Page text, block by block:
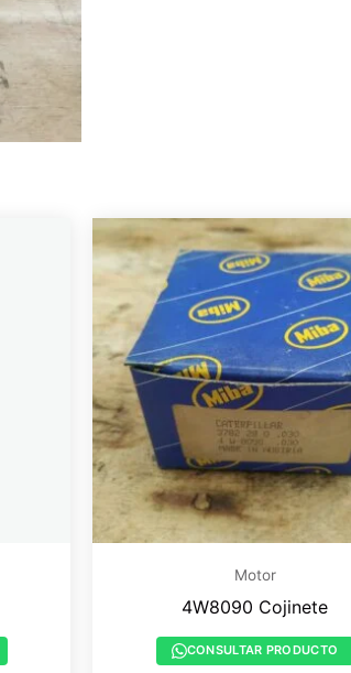
Motor
4W8090 Cojinete
CONSULTAR PRODUCTO